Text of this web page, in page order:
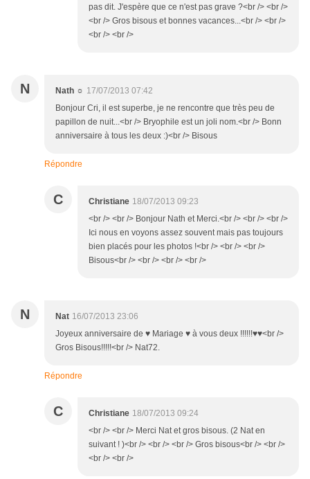
pas dit. J'espère que ce n'est pas grave ?<br /> <br />
<br /> Gros bisous et bonnes vacances...<br /> <br />
<br /> <br />
N Nath ☼ 17/07/2013 07:42
Bonjour Cri, il est superbe, je ne rencontre que très peu de
papillon de nuit...<br /> Bryophile est un joli nom.<br /> Bonn
anniversaire à tous les deux :)<br /> Bisous
Répondre
C Christiane 18/07/2013 09:23
<br /> <br /> Bonjour Nath et Merci.<br /> <br /> <br />
Ici nous en voyons assez souvent mais pas toujours
bien placés pour les photos !<br /> <br /> <br />
Bisous<br /> <br /> <br /> <br />
N Nat 16/07/2013 23:06
Joyeux anniversaire de ♥ Mariage ♥ à vous deux !!!!!!♥♥<br />
Gros Bisous!!!!!<br /> Nat72.
Répondre
C Christiane 18/07/2013 09:24
<br /> <br /> Merci Nat et gros bisous. (2 Nat en
suivant ! )<br /> <br /> <br /> Gros bisous<br /> <br />
<br /> <br />